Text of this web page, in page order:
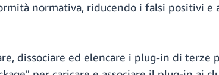
normativa, riducendo i falsi positivi e
dissociare ed elencare i plug-in di